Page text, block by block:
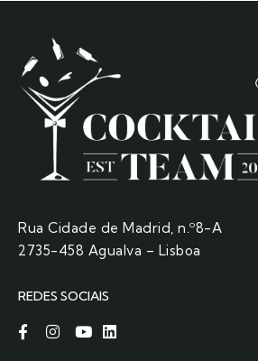
Rua Cidade de Madrid, n.º8-A
2735-458 Agualva – Lisboa
REDES SOCIAIS